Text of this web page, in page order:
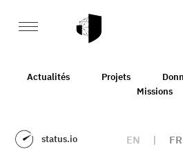
Actualités Projets
Missions
status.io EN | FR